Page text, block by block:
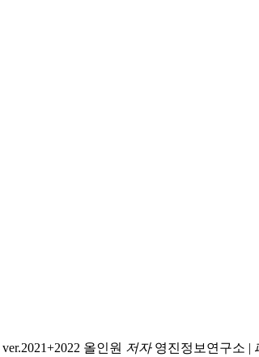
올인원 저자영진정보연구소 |